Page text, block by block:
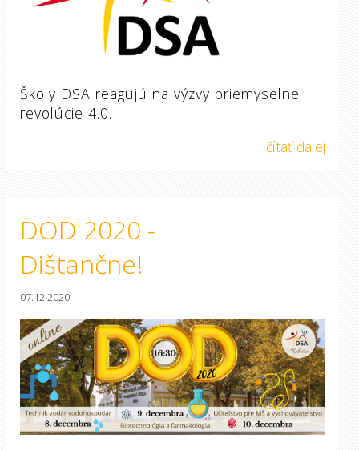
Školy DSA reagujú na výzvy priemyselnej
revolúcie 4.0.
čítať ďalej
DOD 2020 -
Dištančne!
07.12.2020